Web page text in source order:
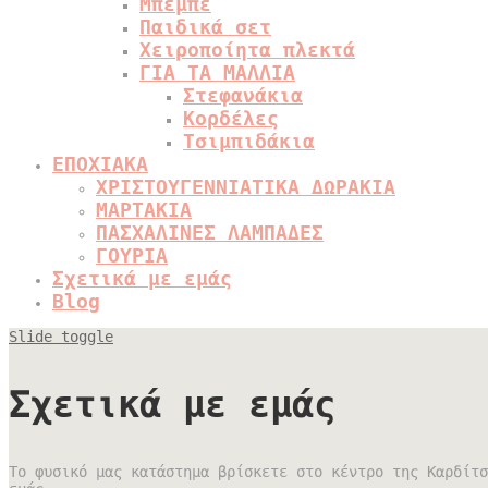
Παιδικά σετ
Χειροποίητα πλεκτά
ΓΙΑ ΤΑ ΜΑΛΛΙΑ
Στεφανάκια
Κορδέλες
Τσιμπιδάκια
ΕΠΟΧΙΑΚΑ
ΧΡΙΣΤΟΥΓΕΝΝΙΑΤΙΚΑ ΔΩΡΑΚΙΑ
ΜΑΡΤΑΚΙΑ
ΠΑΣΧΑΛΙΝΕΣ ΛΑΜΠΑΔΕΣ
ΓΟΥΡΙΑ
Σχετικά με εμάς
Blog
Slide toggle
Σχετικά με εμάς
Το φυσικό μας κατάστημα βρίσκετε στο κέντρο της